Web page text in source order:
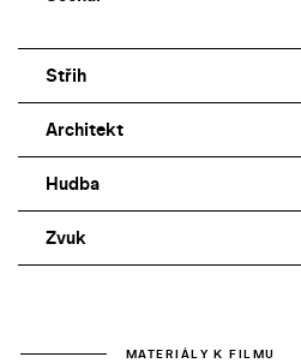
Střih
Architekt
Hudba
Zvuk
MATERIÁLY K FILMU